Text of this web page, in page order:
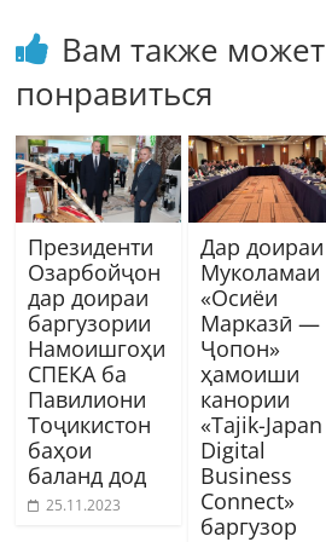
Вам также может
понравиться
Президенти
Озарбойҷон
дар доираи
баргузории
Намоишгоҳи
СПЕКА ба
Павилиони
Тоҷикистон
баҳои
баланд дод
25.11.2023
Дар доираи
Муколамаи
«Осиёи
Марказӣ —
Ҷопон»
ҳамоиши
канории
«Tajik-Japan
Digital
Business
Connect»
баргузор